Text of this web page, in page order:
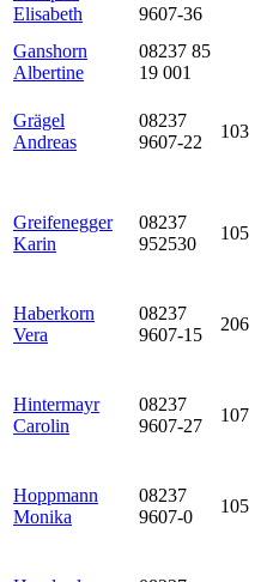
Elisabeth
9607-36
Ganshorn
Albertine
08237 85
19 001
Grägel
Andreas
08237
9607-22
103
Greifenegger
Karin
08237
952530
105
Haberkorn
Vera
08237
9607-15
206
Hintermayr
Carolin
08237
9607-27
107
Hoppmann
Monika
08237
9607-0
105